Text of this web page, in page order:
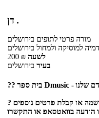
דן .
מורה פרטי לתופים בירושלים
למוסיקה ולמחול בירושלים
200 ₪ לשעה
בעיר בירושלים